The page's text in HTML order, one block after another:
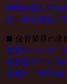
886旅館人力銀
職・転職支援プ
■ 保育業界の求
保育士バンク! -
職支援サイト 保
目指す「学生向